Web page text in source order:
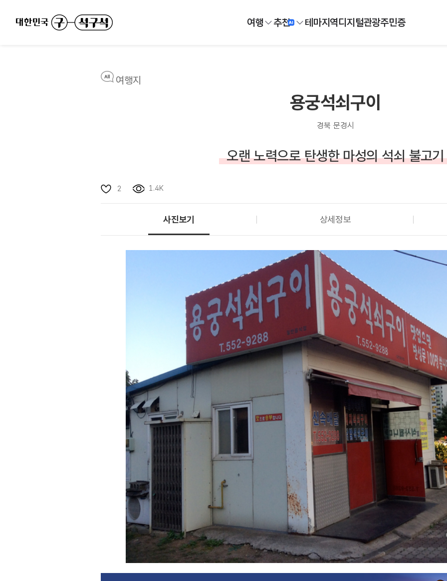
여행 추천 테마지역디지털관광주민증
여행지
용궁석쇠구이
경북 문경시
오랜 노력으로 탄생한 마성의 석쇠 불고기
2 1.4K
사진보기 상세정보